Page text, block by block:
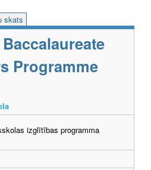
skats
Programme
izglītības programma